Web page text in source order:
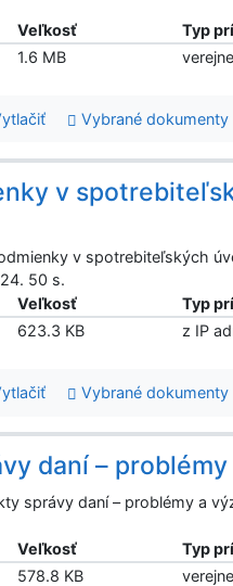
Veľkosť
Typ
1.6 MB
Vybrané dokumenty
v
v spotrebiteľských
50 s.
Veľkosť
Typ
623.3 KB z IP
Vybrané dokumenty
daní –
správy daní – problémy a
Veľkosť
Typ
578.8 KB